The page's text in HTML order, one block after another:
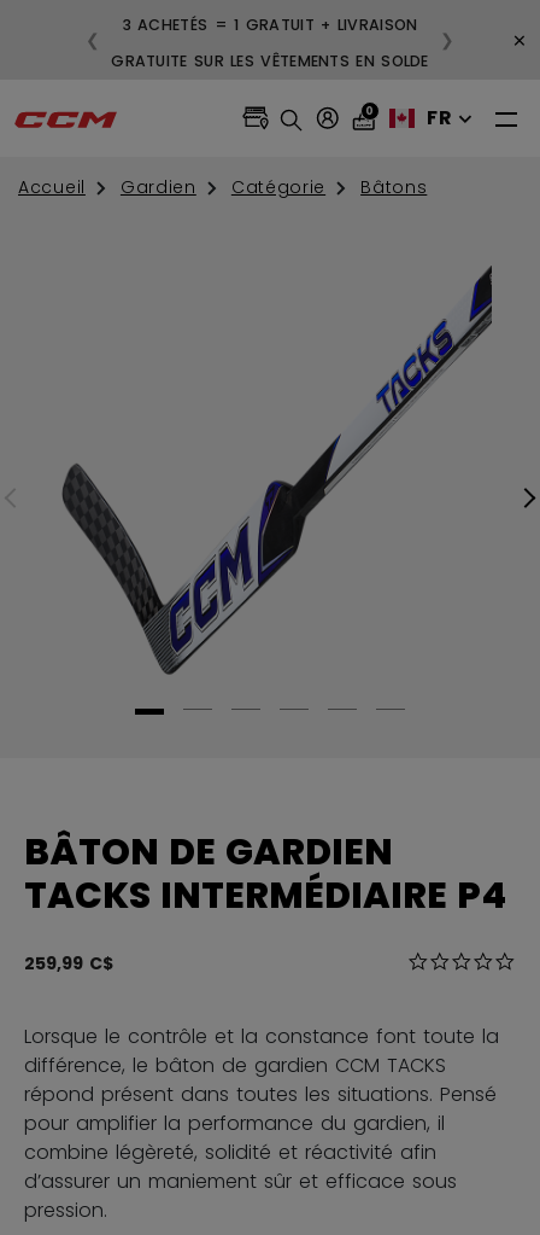
3 ACHETÉS = 1 GRATUIT + LIVRAISON
GRATUITE SUR LES VÊTEMENTS EN SOLDE
❮ ❯ ×
0 FR
Accueil Gardien Catégorie Bâtons
BÂTON DE GARDIEN
TACKS INTERMÉDIAIRE P4
259,99 C$ 3,6 sur 5
Lorsque le contrôle et la constance font toute la
différence, le bâton de gardien CCM TACKS
répond présent dans toutes les situations. Pensé
pour amplifier la performance du gardien, il
combine légèreté, solidité et réactivité afin
d’assurer un maniement sûr et efficace sous
pression.